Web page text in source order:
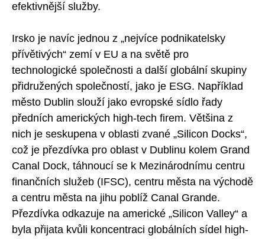
efektivnější služby.
Irsko je navíc jednou z „nejvíce podnikatelsky
přívětivých“ zemí v EU a na světě pro
technologické společnosti a další globální skupiny
přidružených společností, jako je ESG. Například
město Dublin slouží jako evropské sídlo řady
předních amerických high-tech firem. Většina z
nich je seskupena v oblasti zvané „Silicon Docks“,
což je přezdívka pro oblast v Dublinu kolem Grand
Canal Dock, táhnoucí se k Mezinárodnímu centru
finančních služeb (IFSC), centru města na východě
a centru města na jihu poblíž Canal Grande.
Přezdívka odkazuje na americké „Silicon Valley“ a
byla přijata kvůli koncentraci globálních sídel high-